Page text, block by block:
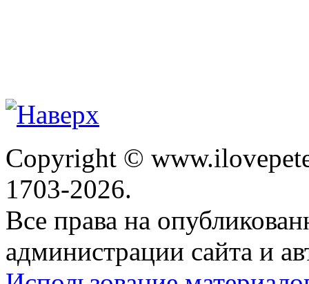
Copyright ©
1703-2026.
Все права на
администрации сайта и